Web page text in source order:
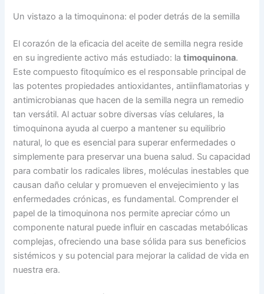
Un vistazo a la timoquinona: el poder detrás de la semilla
El corazón de la eficacia del aceite de semilla negra reside
en su ingrediente activo más estudiado: latimoquinona.
Este compuesto fitoquímico es el responsable principal de
las potentes propiedades antioxidantes, antiinflamatorias y
antimicrobianas que hacen de la semilla negra un remedio
tan versátil. Al actuar sobre diversas vías celulares, la
timoquinona ayuda al cuerpo a mantener su equilibrio
natural, lo que es esencial para superar enfermedades o
simplemente para preservar una buena salud. Su capacidad
para combatir los radicales libres, moléculas inestables que
causan daño celular y promueven el envejecimiento y las
enfermedades crónicas, es fundamental. Comprender el
papel de la timoquinona nos permite apreciar cómo un
componente natural puede influir en cascadas metabólicas
complejas, ofreciendo una base sólida para sus beneficios
sistémicos y su potencial para mejorar la calidad de vida en
nuestra era.